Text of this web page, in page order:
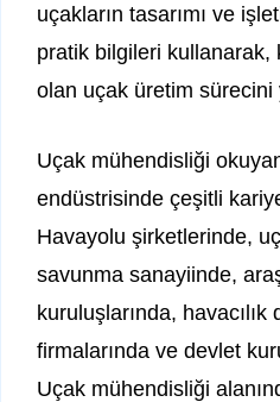
uçakların tasarımı ve
pratik bilgileri kullanarak,
olan uçak üretim sürecini
Uçak mühendisliği
endüstrisinde çeşitli
Havayolu şirketlerinde,
savunma sanayiinde,
kuruluşlarında, havacılık
firmalarında ve devlet
Uçak mühendisliği